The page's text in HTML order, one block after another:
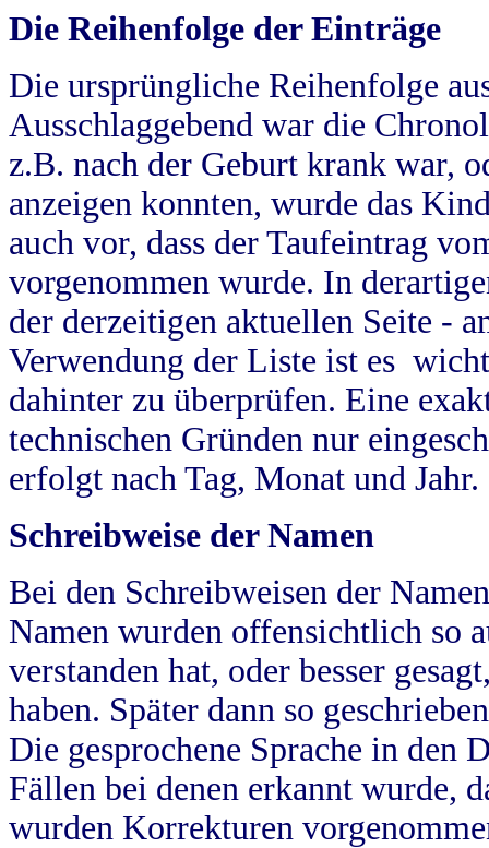
Die Reihenfolge der Einträge
Die ursprüngliche Reihenfolge
Ausschlaggebend war die
z.B. nach der Geburt krank war,
anzeigen konnten, wurde das
auch vor, dass der Taufeintrag
vorgenommen wurde. In
der derzeitigen aktuellen Seite -
Verwendung der Liste ist es
dahinter zu überprüfen. Eine
technischen Gründen nur
erfolgt nach Tag, Monat und Jahr.
Schreibweise der Namen
Bei den Schreibweisen der
Namen wurden offensichtlich so
verstanden hat, oder besser
haben. Später dann so
Die gesprochene Sprache in
Fällen bei denen erkannt wurde,
wurden Korrekturen